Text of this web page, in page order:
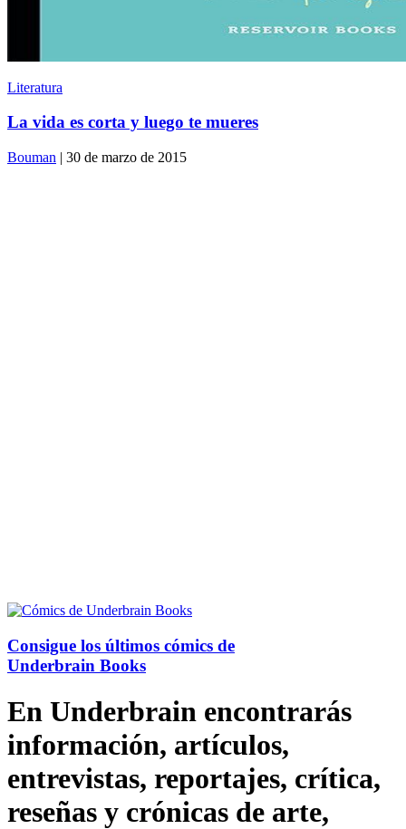
Literatura
La vida es corta y luego te mueres
Bouman | 30 de marzo de 2015
Consigue los últimos cómics de
Underbrain Books
En Underbrain encontrarás
información, artículos,
entrevistas, reportajes, crítica,
reseñas y crónicas de arte,